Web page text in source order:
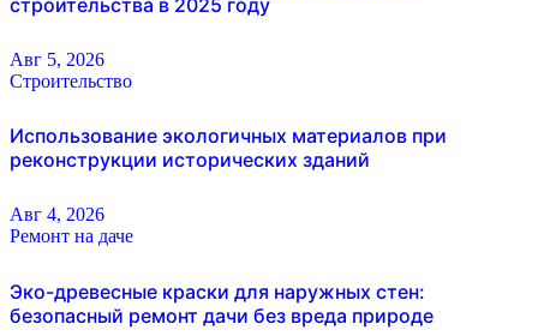
Авг 5, 2026
Строительство
Использование экологичных материалов при
реконструкции исторических зданий
Авг 4, 2026
Ремонт на даче
Эко-древесные краски для наружных стен:
безопасный ремонт дачи без вреда природе